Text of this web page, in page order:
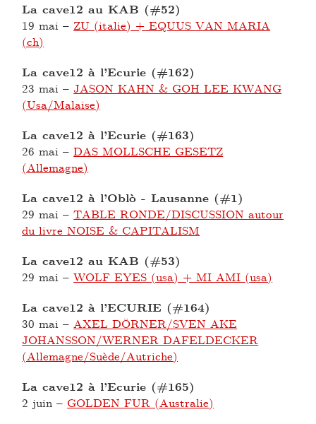
La cave12 au KAB (#52)
19 mai – ZU (italie) + EQUUS VAN MARIA
(ch)
La cave12 à l’Ecurie (#162)
23 mai –JASON KAHN & GOH LEE KWANG
(Usa/Malaise)
La cave12 à l’Ecurie (#163)
26 mai –DAS MOLLSCHE GESETZ
(Allemagne)
La cave12 à l’Oblò - Lausanne (#1)
29 mai –TABLE RONDE/DISCUSSION autour
du livre NOISE & CAPITALISM
La cave12 au KAB (#53)
29 mai –WOLF EYES (usa) + MI AMI (usa)
La cave12 à l’ECURIE (#164)
30 mai –AXEL DÖRNER/SVEN AKE
JOHANSSON/WERNER DAFELDECKER
(Allemagne/Suède/Autriche)
La cave12 à l’Ecurie (#165)
2 juin – GOLDEN FUR (Australie)